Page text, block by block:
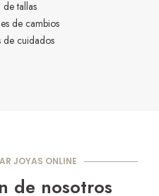
de tallas
de cambios
de cuidados
JOYAS ONLINE
de nosotros